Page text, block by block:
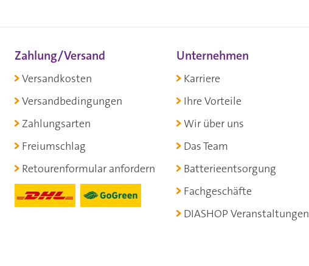
Zahlung/Versand
Versandkosten
Versandbedingungen
Zahlungsarten
Freiumschlag
Retourenformular anfordern
Unternehmen
Karriere
Ihre Vorteile
Wir über uns
Das Team
Batterieentsorgung
Fachgeschäfte
DIASHOP Veranstaltungen